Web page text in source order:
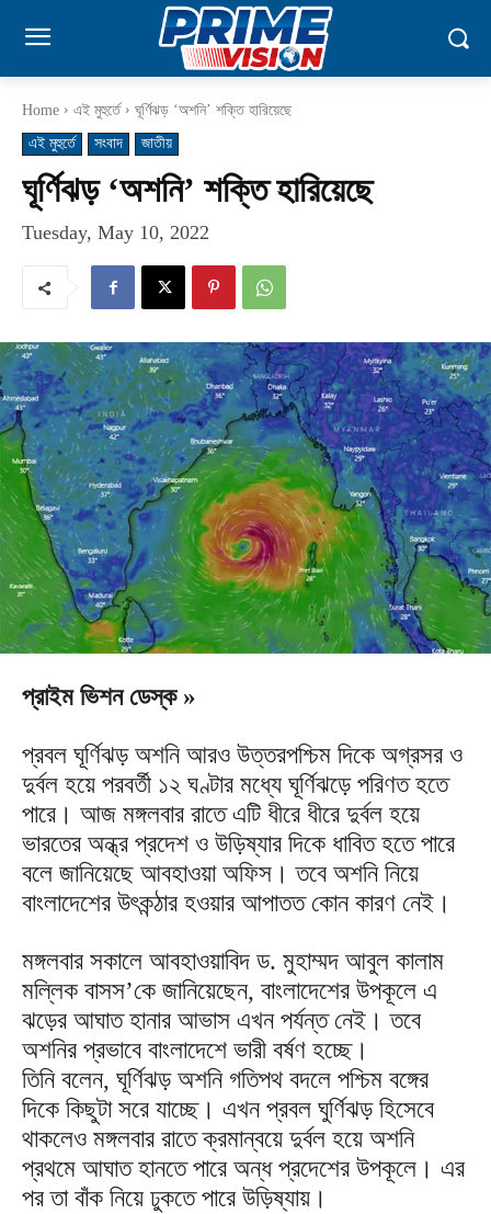
Home এই মুহুর্তে
ঘূর্ণিঝড় ‘অশনি’ শক্তি হারিয়েছে
এই মুহুর্তে
সংবাদ জাতীয়
ঘূর্ণিঝড় ‘অশনি’ শক্তি হারিয়েছে
Tuesday, May 10, 2022
প্রাইম ভিশন ডেস্ক »
প্রবল ঘূর্ণিঝড় অশনি আরও উত্তরপশ্চিম দিকে অগ্রসর ও
দুর্বল হয়ে পরবর্তী ১২ ঘণ্টার মধ্যে ঘূর্ণিঝড়ে পরিণত হতে
পারে। আজ মঙ্গলবার রাতে এটি ধীরে ধীরে দুর্বল হয়ে
ভারতের অন্ধ্র প্রদেশ ও উড়িষ্যার দিকে ধাবিত হতে পারে
বলে জানিয়েছে আবহাওয়া অফিস। তবে অশনি নিয়ে
বাংলাদেশের উৎকন্ঠার হওয়ার আপাতত কোন কারণ নেই।
মঙ্গলবার সকালে আবহাওয়াবিদ ড. মুহাম্মদ আবুল কালাম
মল্লিক বাসস’কে জানিয়েছেন, বাংলাদেশের উপকূলে এ
ঝড়ের আঘাত হানার আভাস এখন পর্যন্ত নেই। তবে
অশনির প্রভাবে বাংলাদেশে ভারী বর্ষণ হচ্ছে।
তিনি বলেন, ঘূর্ণিঝড় অশনি গতিপথ বদলে পশ্চিম বঙ্গের
দিকে কিছুটা সরে যাচ্ছে। এখন প্রবল ঘুর্ণিঝড় হিসেবে
থাকলেও মঙ্গলবার রাতে ক্রমান্বয়ে দুর্বল হয়ে অশনি
প্রথমে আঘাত হানতে পারে অন্ধ প্রদেশের উপকূলে। এর
পর তা বাঁক নিয়ে ঢুকতে পারে উড়িষ্যায়।